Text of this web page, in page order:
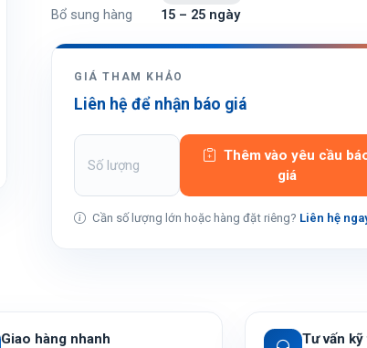
Bổ sung hàng 15 – 25 ngày
GIÁ THAM KHẢO
Liên hệ để nhận báo giá
Thêm vào yêu cầu
giá
Cần số lượng lớn hoặc hàng đặt riêng? Liên hệ
Giao hàng nhanh Tư vấn